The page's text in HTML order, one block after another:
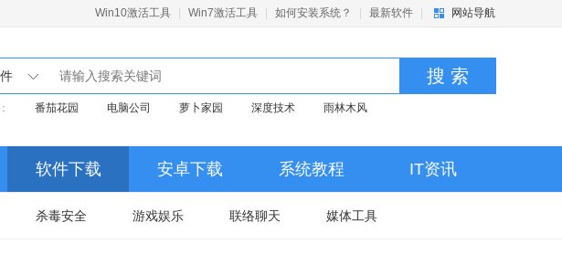
Win10激活工具 Win7激活工具 如何安装系统？ 最新软件 网站导航
搜 索
番茄花园 电脑公司 萝卜家园 深度技术 雨林木风
软件下载 安卓下载 系统教程 IT资讯
杀毒安全 游戏娱乐 联络聊天 媒体工具